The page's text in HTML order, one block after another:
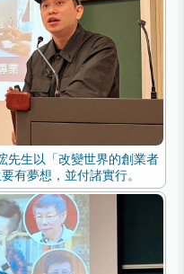
先生以「改變世界的創業者
有夢想，並付諸實行。